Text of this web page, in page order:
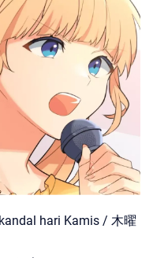
hari Kamis / 木曜